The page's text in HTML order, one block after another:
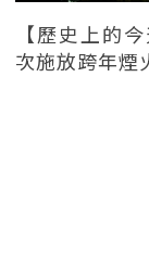
【歷史上的
次施放跨年煙